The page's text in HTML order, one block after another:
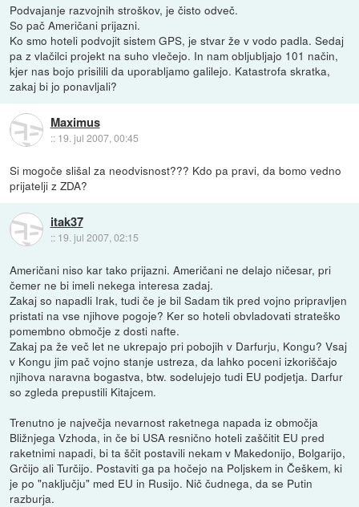
Podvajanje razvojnih stroškov, je čisto odveč.
So pač Američani prijazni.
Ko smo hoteli podvojit sistem GPS, je stvar že v vodo padla. Sedaj
pa z vlačilci projekt na suho vlečejo. In nam obljubljajo 101 način,
kjer nas bojo prisilili da uporabljamo galilejo. Katastrofa skratka,
zakaj bi jo ponavljali?
Maximus
:: 19. jul 2007, 00:45
Si mogoče slišal za neodvisnost??? Kdo pa pravi, da bomo vedno
prijatelji z ZDA?
itak37
:: 19. jul 2007, 02:15
Američani niso kar tako prijazni. Američani ne delajo ničesar, pri
čemer ne bi imeli nekega interesa zadaj.
Zakaj so napadli Irak, tudi če je bil Sadam tik pred vojno pripravljen
pristati na vse njihove pogoje? Ker so hoteli obvladovati strateško
pomembno območje z dosti nafte.
Zakaj pa že več let ne ukrepajo pri pobojih v Darfurju, Kongu? Vsaj
v Kongu jim pač vojno stanje ustreza, da lahko poceni izkoriščajo
njihova naravna bogastva, btw. sodelujejo tudi EU podjetja. Darfur
so zgleda prepustili Kitajcem.
Trenutno je največja nevarnost raketnega napada iz območja
Bližnjega Vzhoda, in če bi USA resnično hoteli zaščitit EU pred
raketnimi napadi, bi ta ščit postavili nekam v Makedonijo, Bolgarijo,
Grčijo ali Turčijo. Postaviti ga pa hočejo na Poljskem in Češkem, ki
je po "naključju" med EU in Rusijo. Nič čudnega, da se Putin
razburja.